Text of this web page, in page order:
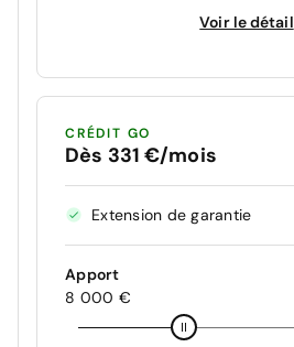
Voir le détail
CRÉDIT GO
Dès 331 €/mois
Extension de garantie
Apport
8 000 €